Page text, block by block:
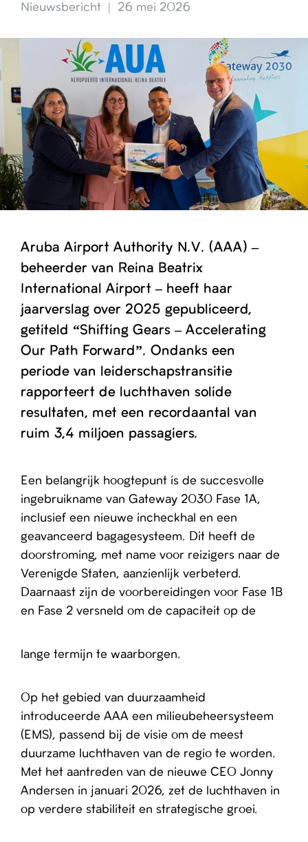
Nieuwsbericht 26 mei 2026
Aruba Airport Authority N.V. (AAA) –
beheerder van Reina Beatrix
International Airport – heeft haar
jaarverslag over 2025 gepubliceerd,
getiteld “Shifting Gears – Accelerating
Our Path Forward”. Ondanks een
periode van leiderschapstransitie
rapporteert de luchthaven solide
resultaten, met een recordaantal van
ruim 3,4 miljoen passagiers.
Een belangrijk hoogtepunt is de succesvolle
ingebruikname van Gateway 2030 Fase 1A,
inclusief een nieuwe incheckhal en een
geavanceerd bagagesysteem. Dit heeft de
doorstroming, met name voor reizigers naar de
Verenigde Staten, aanzienlijk verbeterd.
Daarnaast zijn de voorbereidingen voor Fase 1B
en Fase 2 versneld om de capaciteit op de
lange termijn te waarborgen.
Op het gebied van duurzaamheid
introduceerde AAA een milieubeheersysteem
(EMS), passend bij de visie om de meest
duurzame luchthaven van de regio te worden.
Met het aantreden van de nieuwe CEO Jonny
Andersen in januari 2026, zet de luchthaven in
op verdere stabiliteit en strategische groei.